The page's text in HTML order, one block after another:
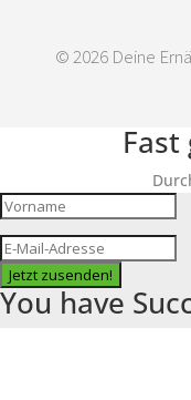
© 2026 Deine
Jetzt zusenden!
You have